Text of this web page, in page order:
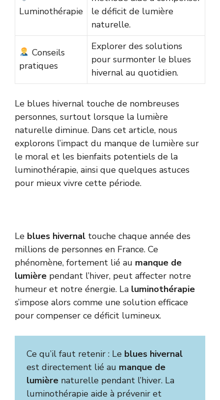
Luminothérapie
le déficit de lumière
naturelle.
Conseils
pratiques
Explorer des solutions
pour surmonter le blues
hivernal au quotidien.
Le blues hivernal touche de nombreuses
personnes, surtout lorsque la lumière
naturelle diminue. Dans cet article, nous
explorons l’impact du manque de lumière sur
le moral et les bienfaits potentiels de la
luminothérapie, ainsi que quelques astuces
pour mieux vivre cette période.
Le blues hivernal touche chaque année des
millions de personnes en France. Ce
phénomène, fortement lié au manque de
lumière pendant l’hiver, peut affecter notre
humeur et notre énergie. La luminothérapie
s’impose alors comme une solution efficace
pour compenser ce déficit lumineux.
Ce qu’il faut retenir : Le blues hivernal
est directement lié au manque de
lumière naturelle pendant l’hiver. La
luminothérapie aide à prévenir et